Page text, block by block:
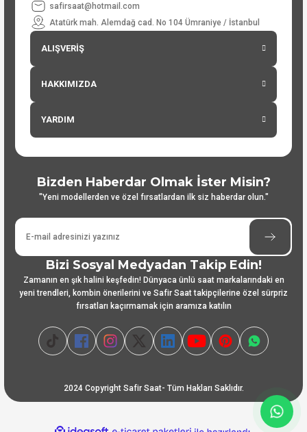
safirsaat@hotmail.com
Atatürk mah. Alemdağ cad. No 104 Ümraniye / İstanbul
ALIŞVERİŞ
HAKKIMIZDA
YARDIM
Bizden Haberdar Olmak İster Misin?
"Yeni modellerden ve özel fırsatlardan ilk siz haberdar olun."
Bizi Sosyal Medyadan Takip Edin!
Zamanın en şık halini keşfedin! Dünyaca ünlü saat markalarındaki en
yeni trendleri, kombin önerilerini ve Safir Saat takipçilerine özel sürpriz
fırsatları kaçırmamak için aramıza katılın
2024 Copyright Safir Saat- Tüm Hakları Saklıdır.